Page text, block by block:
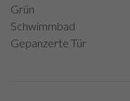
Grün
Schwimmbad
Gepanzerte Tür